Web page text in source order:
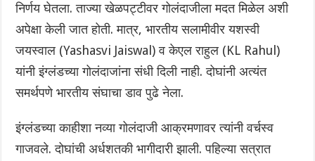
निर्णय घेतला. ताज्या खेळपट्टीवर गोलंदाजीला मदत मिळेल अशी
अपेक्षा केली जात होती. मात्र, भारतीय सलामीवीर यशस्वी
जयस्वाल (Yashasvi Jaiswal) व केएल राहुल (KL Rahul)
यांनी इंग्लंडच्या गोलंदाजांना संधी दिली नाही. दोघांनी अत्यंत
समर्थपणे भारतीय संघाचा डाव पुढे नेला.
इंग्लंडच्या काहीशा नव्या गोलंदाजी आक्रमणावर त्यांनी वर्चस्व
गाजवले. दोघांची अर्धशतकी भागीदारी झाली. पहिल्या सत्रात